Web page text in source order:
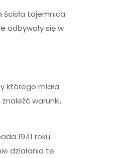
tajemnica.
odbywały się w
którego miała
warunki,
1941 roku.
działania te